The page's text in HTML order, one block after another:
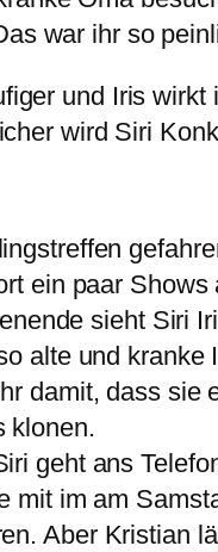
war ihr so
und Iris
wird Siri
ein paar
sieht Siri
alte und
damit, dass
klonen.
geht ans
mit im am
Aber Kristian